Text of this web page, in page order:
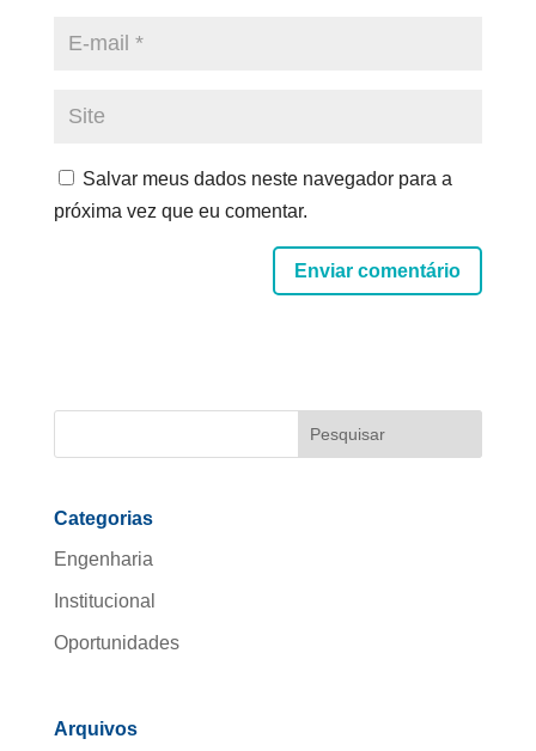
Salvar meus dados neste navegador para a
próxima vez que eu comentar.
Enviar comentário
Categorias
Engenharia
Institucional
Oportunidades
Arquivos